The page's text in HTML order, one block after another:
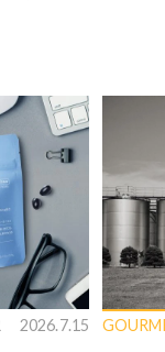
2026.7.15